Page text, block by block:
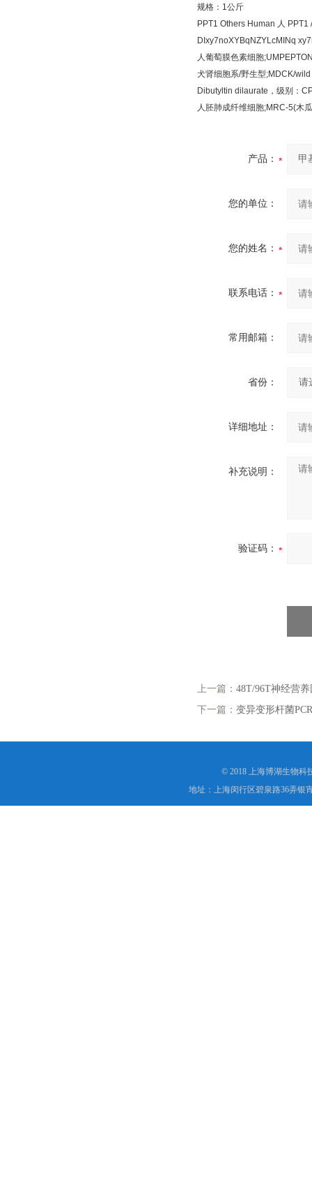
规格： 1公斤
PPT1 Others Human 人
DIxy7noXYBqNZYLcMINq
人葡萄膜色素细胞
犬肾细胞系/野生型;MDCK/
Dibutyltin dilaurate ，级别：
人胚肺成纤维细胞;MRC-5(木
产品：
您的单位：
您的姓名：
联系电话：
常用邮箱：
省份：
详细地址：
补充说明：
验证码：
上一篇： 48T/96T神经营
下一篇： 变异变形杆菌
© 2018 上海博湖生物科
地址：上海闵行区碧泉路36弄银